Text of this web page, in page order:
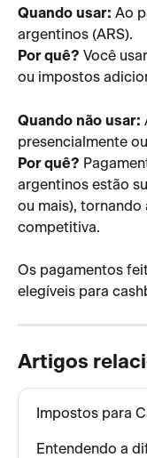
Quando usar: Ao
argentinos (ARS).
Por quê? Você
ou impostos
Quando não usar:
presencialmente
Por quê?
argentinos estão
ou mais), tornando
competitiva.
Os pagamentos
elegíveis para
Artigos
Impostos para
Entendendo a